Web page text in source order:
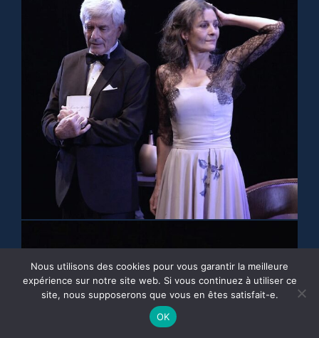
Nous utilisons des cookies pour vous garantir la meilleure
expérience sur notre site web. Si vous continuez à utiliser ce
site, nous supposerons que vous en êtes satisfait-e.
OK